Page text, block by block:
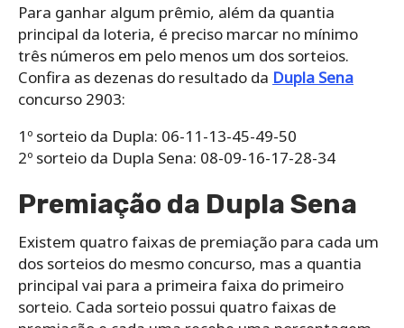
Para ganhar algum prêmio, além da quantia
principal da loteria, é preciso marcar no mínimo
três números em pelo menos um dos sorteios.
Confira as dezenas do resultado da Dupla Sena
concurso 2903:
1º sorteio da Dupla: 06-11-13-45-49-50
2º sorteio da Dupla Sena: 08-09-16-17-28-34
Premiação da Dupla Sena
Existem quatro faixas de premiação para cada um
dos sorteios do mesmo concurso, mas a quantia
principal vai para a primeira faixa do primeiro
sorteio. Cada sorteio possui quatro faixas de